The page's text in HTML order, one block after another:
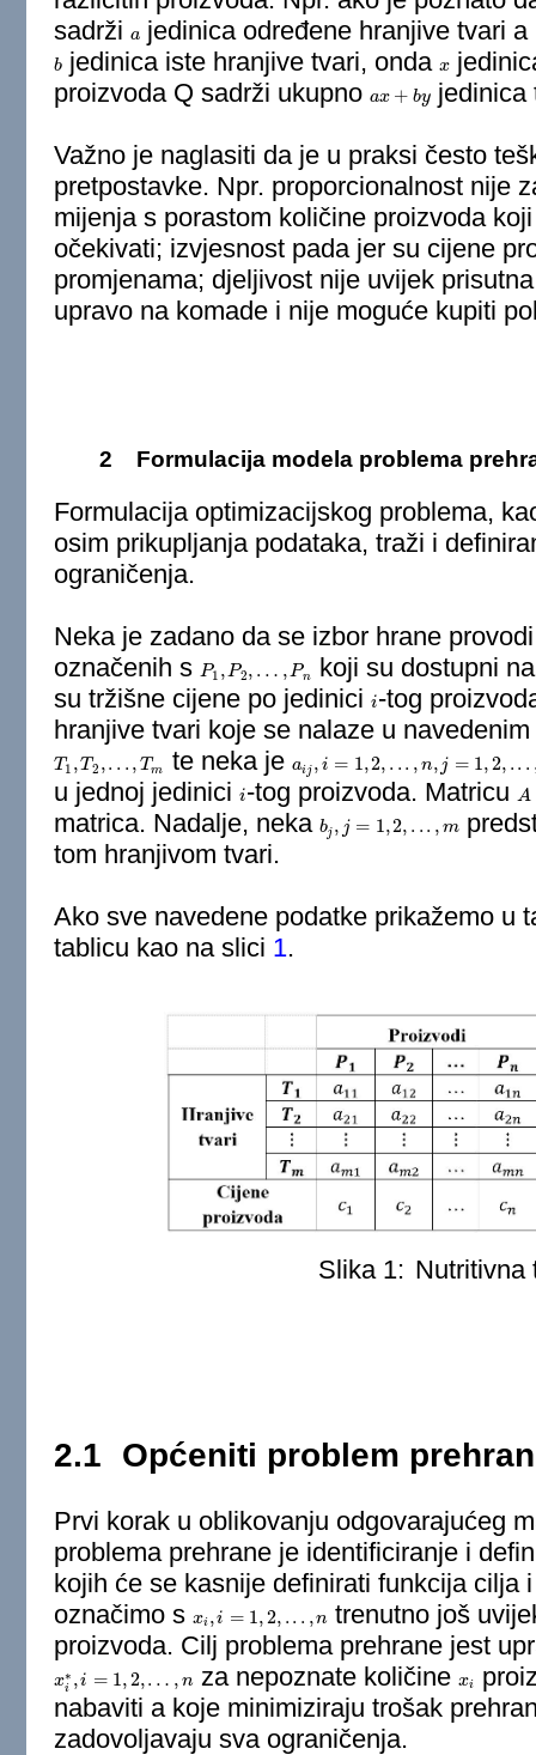
sadrži a
ajedinica određene hranjive tvari
b
bjedinica iste hranjive tvari, onda x
x
proizvoda Q sadrži ukupno ax + by
ax+by jedinica
Važno je naglasiti da je u praksi često
pretpostavke. Npr. proporcionalnost nije
mijenja s porastom količine proizvoda
očekivati; izvjesnost pada jer su cijene
promjenama; djeljivost nije uvijek
upravo na komade i nije moguće kupiti
2 Formulacija modela problema
Formulacija optimizacijskog problema,
osim prikupljanja podataka, traži i
ograničenja.
Neka je zadano da se izbor hrane
označenih s P1 ,P2, … ,Pn
P1 ,P2,… ,P n
koji su dostupni
su tržišne cijene po jedinici i
i -tog
hranjive tvari koje se nalaze u
T 1 ,T 2 ,. . . , T m
T 1 ,T2, .. . ,Tm te neka je aij , i = 1,2, . . . , n, j = 1,2, . . .
aij,i=1 ,2, ...,n,j = 1 , 2 ,... ,m
u jednoj jedinici i
i -tog proizvoda. MatricuA
A
matrica. Nadalje, neka bj , j = 1,2, . . . , m
bj,j =1,2 ...,m
tom hranjivom tvari.
Ako sve navedene podatke prikažemo u
tablicu kao na slici 1.
Slika 1: Nutritivna
2.1 Općeniti problem
Prvi korak u oblikovanju odgovarajućeg
problema prehrane je identificiranje i
kojih će se kasnije definirati funkcija cilja
označimo s xi ,i = 1,2, . . . ,n
xi,i=1 ,2, ...,n
trenutno još
proizvoda. Cilj problema prehrane jest
x∗
i ,i = 1,2,… , n
xi∗,i =1, 2,…,n za nepoznate količine xi
xi
nabaviti a koje minimiziraju trošak
zadovoljavaju sva ograničenja.